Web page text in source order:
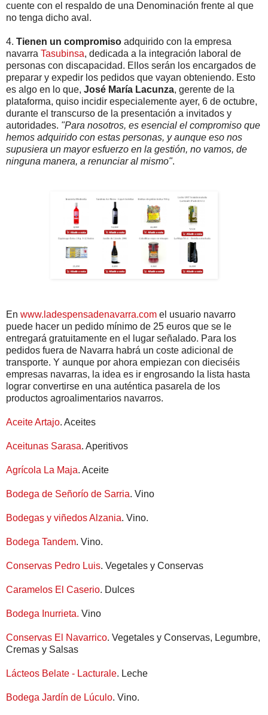
cuente con el respaldo de una Denominación frente al que
no tenga dicho aval.
4. Tienen un compromiso adquirido con la empresa
navarra Tasubinsa, dedicada a la integración laboral de
personas con discapacidad. Ellos serán los encargados de
preparar y expedir los pedidos que vayan obteniendo. Esto
es algo en lo que, José María Lacunza, gerente de la
plataforma, quiso incidir especialemente ayer, 6 de octubre,
durante el transcurso de la presentación a invitados y
autoridades. "Para nosotros, es esencial el compromiso que
hemos adquirido con estas personas, y aunque eso nos
supusiera un mayor esfuerzo en la gestión, no vamos, de
ninguna manera, a renunciar al mismo".
En www.ladespensadenavarra.com el usuario navarro
puede hacer un pedido mínimo de 25 euros que se le
entregará gratuitamente en el lugar señalado. Para los
pedidos fuera de Navarra habrá un coste adicional de
transporte. Y aunque por ahora empiezan con dieciséis
empresas navarras, la idea es ir engrosando la lista hasta
lograr convertirse en una auténtica pasarela de los
productos agroalimentarios navarros.
Aceite Artajo. Aceites
Aceitunas Sarasa. Aperitivos
Agrícola La Maja. Aceite
Bodega de Señorío de Sarria. Vino
Bodegas y viñedos Alzania. Vino.
Bodega Tandem. Vino.
Conservas Pedro Luis. Vegetales y Conservas
Caramelos El Caserio. Dulces
Bodega Inurrieta. Vino
Conservas El Navarrico. Vegetales y Conservas, Legumbre,
Cremas y Salsas
Lácteos Belate - Lacturale. Leche
Bodega Jardín de Lúculo. Vino.